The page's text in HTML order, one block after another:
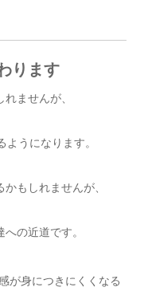
ります
ませんが、
うになります。
もしれませんが、
の近道です。
が身につきにくくなる